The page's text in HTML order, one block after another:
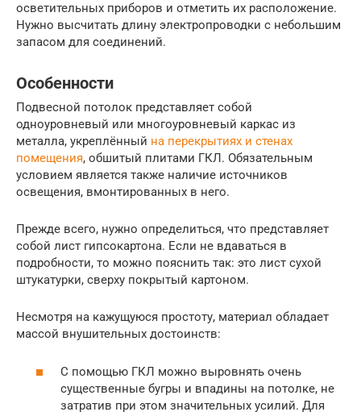
осветительных приборов и отметить их расположение.
Нужно высчитать длину электропроводки с небольшим
запасом для соединений.
Особенности
Подвесной потолок представляет собой
одноуровневый или многоуровневый каркас из
металла, укреплённый на перекрытиях и стенах
помещения, обшитый плитами ГКЛ. Обязательным
условием является также наличие источников
освещения, вмонтированных в него.
Прежде всего, нужно определиться, что представляет
собой лист гипсокартона. Если не вдаваться в
подробности, то можно пояснить так: это лист сухой
штукатурки, сверху покрытый картоном.
Несмотря на кажущуюся простоту, материал обладает
массой внушительных достоинств:
С помощью ГКЛ можно выровнять очень
существенные бугры и впадины на потолке, не
затратив при этом значительных усилий. Для